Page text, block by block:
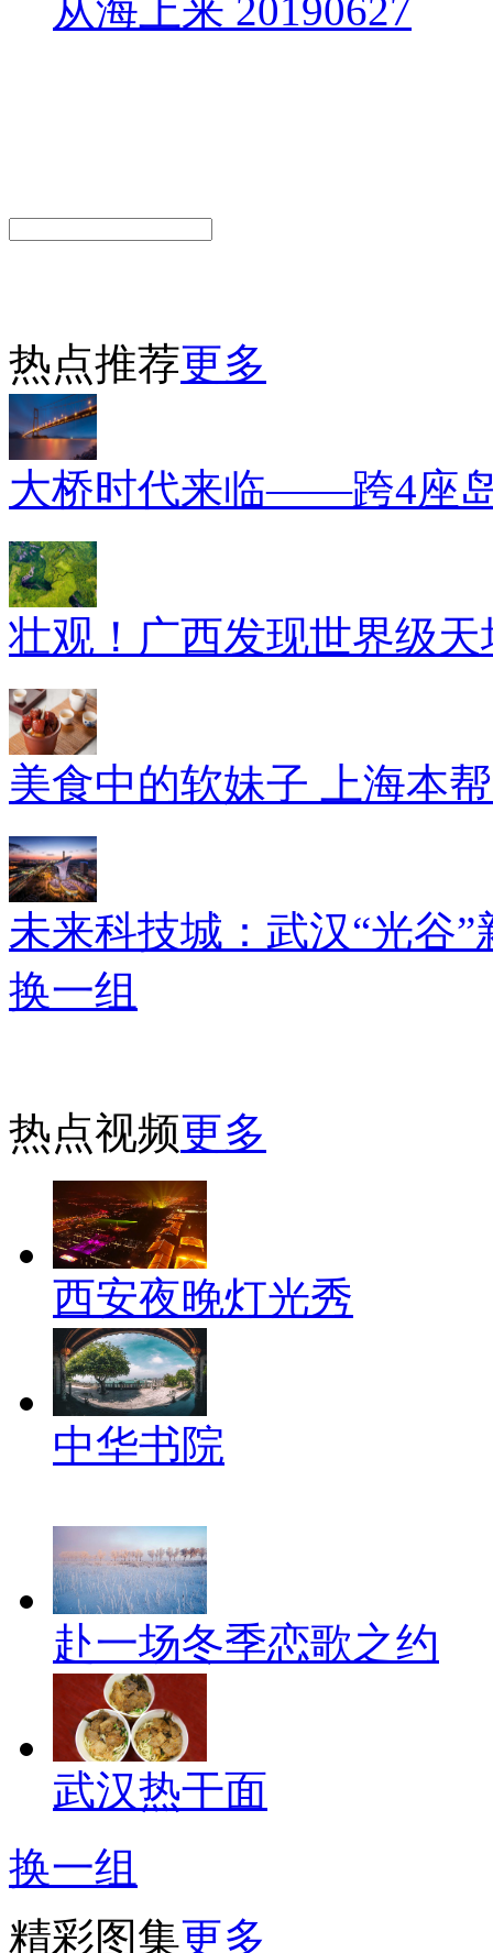
从海上来 20190627
热点推荐更多
大桥时代来临——跨4座
壮观！广西发现世界级
美食中的软妹子 上海本
未来科技城：武汉“光谷”
换一组
热点视频更多
西安夜晚灯光秀
中华书院
赴一场冬季恋歌之约
武汉热干面
换一组
精彩图集更多